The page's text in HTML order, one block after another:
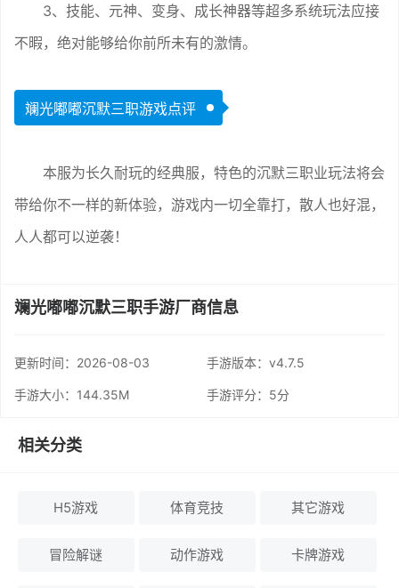
3、技能、元神、变身、成长神器等超多系统玩法应接
不暇，绝对能够给你前所未有的激情。
斓光嘟嘟沉默三职游戏点评
本服为长久耐玩的经典服，特色的沉默三职业玩法将会
带给你不一样的新体验，游戏内一切全靠打，散人也好混，
人人都可以逆袭！
斓光嘟嘟沉默三职手游厂商信息
更新时间： 2026-08-03 手游版本：v4.7.5
手游大小：144.35M 手游评分： 5分
相关分类
H5游戏 体育竞技 其它游戏
冒险解谜 动作游戏 卡牌游戏